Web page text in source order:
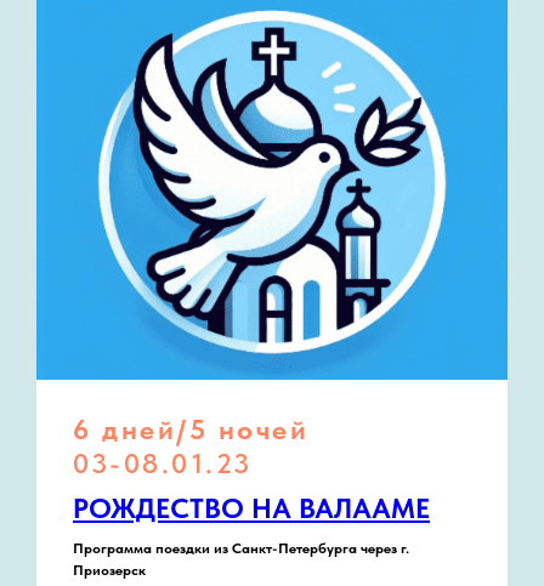
6 дней/5 ночей
03-08.01.23
РОЖДЕСТВО НА ВАЛААМЕ
Программа поездки из Санкт-Петербурга через г.
Приозерск